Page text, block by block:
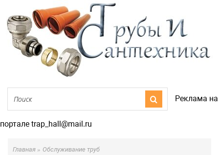
Реклама на
портале trap_hall@mail.ru
Главная » Обслуживание труб